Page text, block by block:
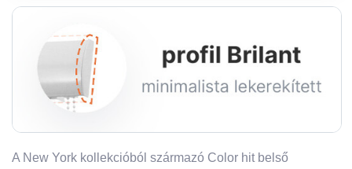
A New York kollekcióból származó Color hit belső